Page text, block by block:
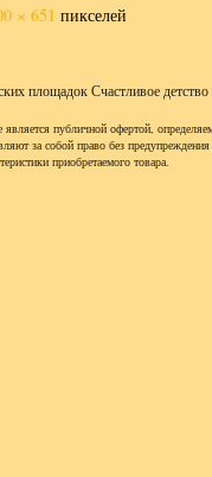
× 651 пикселей
площадок Счастливое детство
публичной офертой,
за собой право без
приобретаемого товара.